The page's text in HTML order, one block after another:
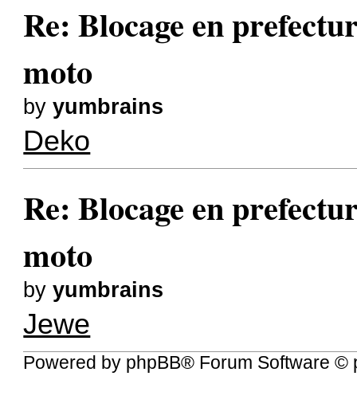
Re: Blocage en
moto
byyumbrains
Deko
Re: Blocage en
moto
byyumbrains
Jewe
Powered by phpBB® Forum Software ©